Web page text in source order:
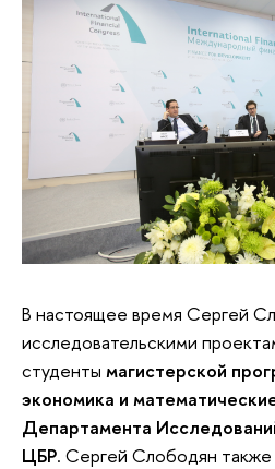
В настоящее время Сергей
исследовательскими
студенты магистерской
экономика и
Департамента
ЦБР. Сергей Слободян также